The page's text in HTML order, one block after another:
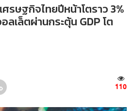
รษฐกิจไทยปีหน้าโตราว 3%
ลเล็ตผ่านกระตุ้น GDP โต
110